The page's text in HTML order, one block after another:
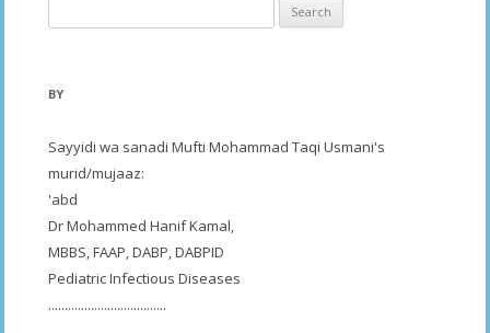
for:
BY
Sayyidi wa sanadi Mufti Mohammad Taqi Usmani's
murid/mujaaz:
'abd
Dr Mohammed Hanif Kamal,
MBBS, FAAP, DABP, DABPID
Pediatric Infectious Diseases
....................................